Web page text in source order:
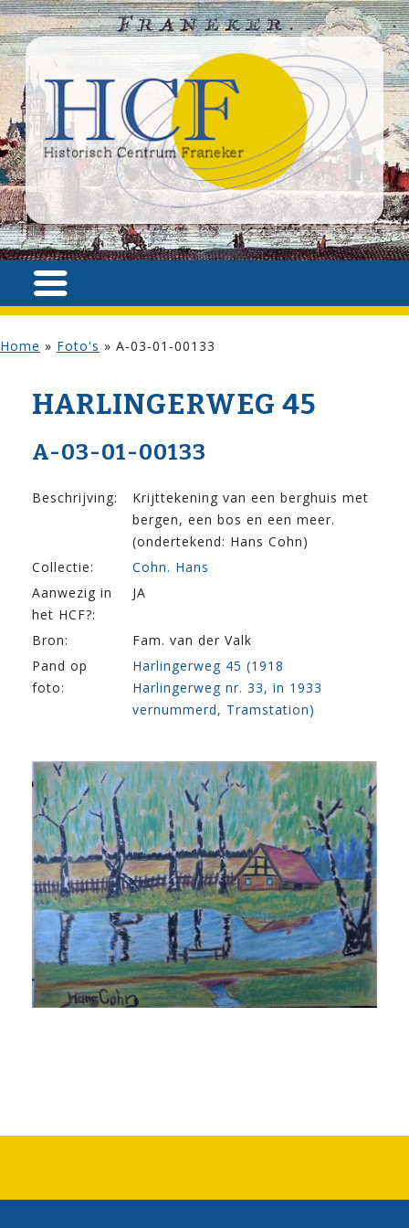
Home » Foto's » A-03-01-00133
HARLINGERWEG 45
A-03-01-00133
Beschrijving:
Krijttekening van een berghuis met
bergen, een bos en een meer.
(ondertekend: Hans Cohn)
Collectie:
Cohn. Hans
Aanwezig in
het HCF?:
JA
Bron:
Fam. van der Valk
Pand op
foto:
Harlingerweg 45 (1918
Harlingerweg nr. 33, in 1933
vernummerd, Tramstation)